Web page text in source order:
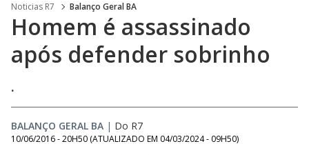
Noticias R7 Balanço Geral BA
Homem é assassinado
após defender sobrinho
.
BALANÇO GERAL BA | Do R7
10/06/2016 - 20H50 (ATUALIZADO EM 04/03/2024 - 09H50)